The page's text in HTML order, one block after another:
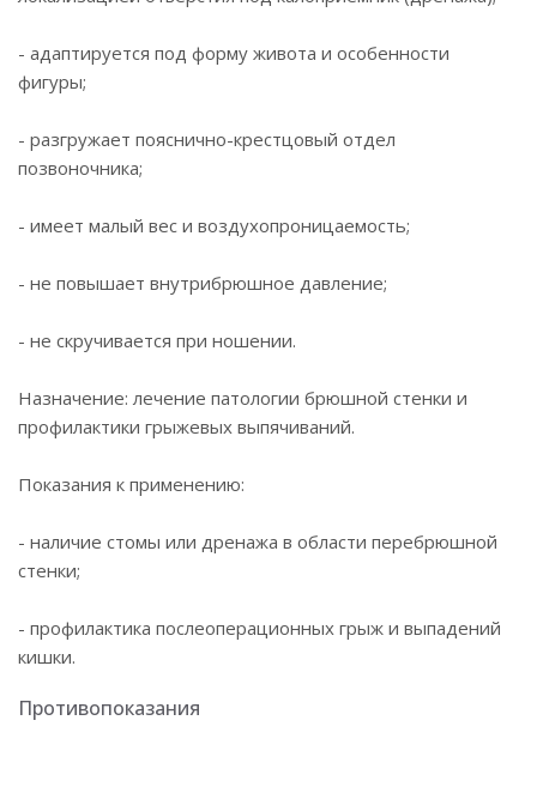
- адаптируется под форму живота и особенности
фигуры;
- разгружает пояснично-крестцовый отдел
позвоночника;
- имеет малый вес и воздухопроницаемость;
- не повышает внутрибрюшное давление;
- не скручивается при ношении.
Назначение: лечение патологии брюшной стенки и
профилактики грыжевых выпячиваний.
Показания к применению:
- наличие стомы или дренажа в области перебрюшной
стенки;
- профилактика послеоперационных грыж и выпадений
кишки.
Противопоказания